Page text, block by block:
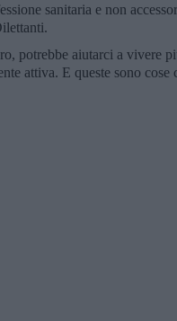
sanitaria e non
potrebbe aiutarci a vivere
attiva. E queste sono cose